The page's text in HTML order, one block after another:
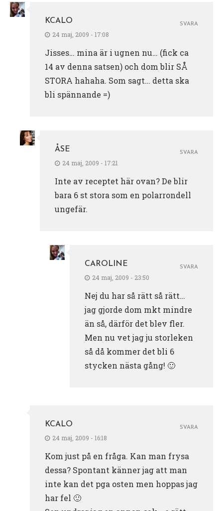
KCALO
24 maj, 2009 - 17:08
Jisses… mina är i ugnen nu… (fick ca
14 av denna satsen) och dom blir SÅ
STORA hahaha. Som sagt… detta ska
bli spännande =)
SVARA
ÅSE
24 maj, 2009 - 17:21
Inte av receptet här ovan? De blir
bara 6 st stora som en polarrondell
ungefär.
SVARA
CAROLINE
24 maj, 2009 - 23:50
Nej du har så rätt så rätt…
jag gjorde dom mkt mindre
än så, därför det blev fler.
Men nu vet jag ju storleken
så då kommer det bli 6
stycken nästa gång! 🙂
SVARA
KCALO
24 maj, 2009 - 16:18
Kom just på en fråga. Kan man frysa
dessa? Spontant känner jag att man
inte kan det pga osten men hoppas jag
har fel 🙂
SVARA